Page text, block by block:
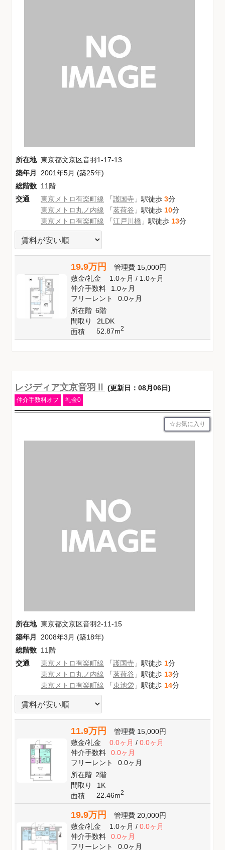
所在地 東京都文京区音羽1-17-13
築年月
2001年5月 (築25年)
総階数 11階
交通
東京メトロ有楽町線 「護国寺 」駅徒歩 3分
東京メトロ丸ノ内線 「茗荷谷 」駅徒歩 10分
東京メトロ有楽町線 「江戸川橋 」駅徒歩 13分
19.9万円 管理費 15,000円
敷金/礼金 1.0ヶ月/ 1.0ヶ月
仲介手数料
1.0ヶ月
フリーレント
0.0ヶ月
所在階 6階
間取り
2LDK
面積
52.87m2
レジディア文京音羽Ⅱ (更新日：08月06日)
仲介手数料オフ 礼金0
お気に入り
所在地 東京都文京区音羽2-11-15
築年月
2008年3月 (築18年)
総階数 11階
交通
東京メトロ有楽町線 「護国寺 」駅徒歩 1分
東京メトロ丸ノ内線 「茗荷谷 」駅徒歩 13分
東京メトロ有楽町線 「東池袋 」駅徒歩 14分
11.9万円 管理費 15,000円
敷金/礼金 0.0ヶ月/ 0.0ヶ月
仲介手数料
0.0ヶ月
フリーレント
0.0ヶ月
所在階 2階
間取り
1K
面積
22.46m2
19.9万円 管理費 20,000円
敷金/礼金 1.0ヶ月/ 0.0ヶ月
仲介手数料
0.0ヶ月
フリーレント
0.0ヶ月